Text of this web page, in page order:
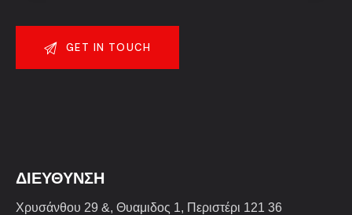
ΔΙΕΥΘΥΝΣΗ
Χρυσάνθου 29 &, Θυαμιδος 1, Περιστέρι 121 36